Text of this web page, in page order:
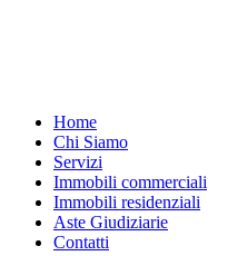
Home
Chi Siamo
Servizi
Immobili commerciali
Immobili residenziali
Aste Giudiziarie
Contatti